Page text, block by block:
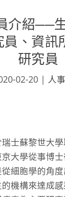
介紹──
員、資訊
研究員
02-20 | 人
瑞士蘇黎世大
大學從事博
細胞學的角
機構來達成